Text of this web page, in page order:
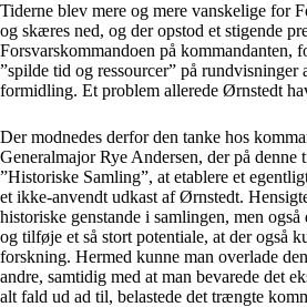
Tiderne blev mere og mere vanskelige for
og skæres ned, og der opstod et stigende
Forsvarskommandoen på kommandanten,
”spilde tid og ressourcer” på
formidling. Et problem allerede Ørnstedt
Der modnedes derfor den tanke hos
Generalmajor Rye Andersen, der på denne
”Historiske Samling”, at etablere et
et ikke-anvendt udkast af Ørnstedt.
historiske genstande i samlingen, men
og tilføje et så stort potentiale, at der også
forskning. Hermed kunne man overlade
andre, samtidig med at man bevarede det
alt fald ud ad til, belastede det trængte